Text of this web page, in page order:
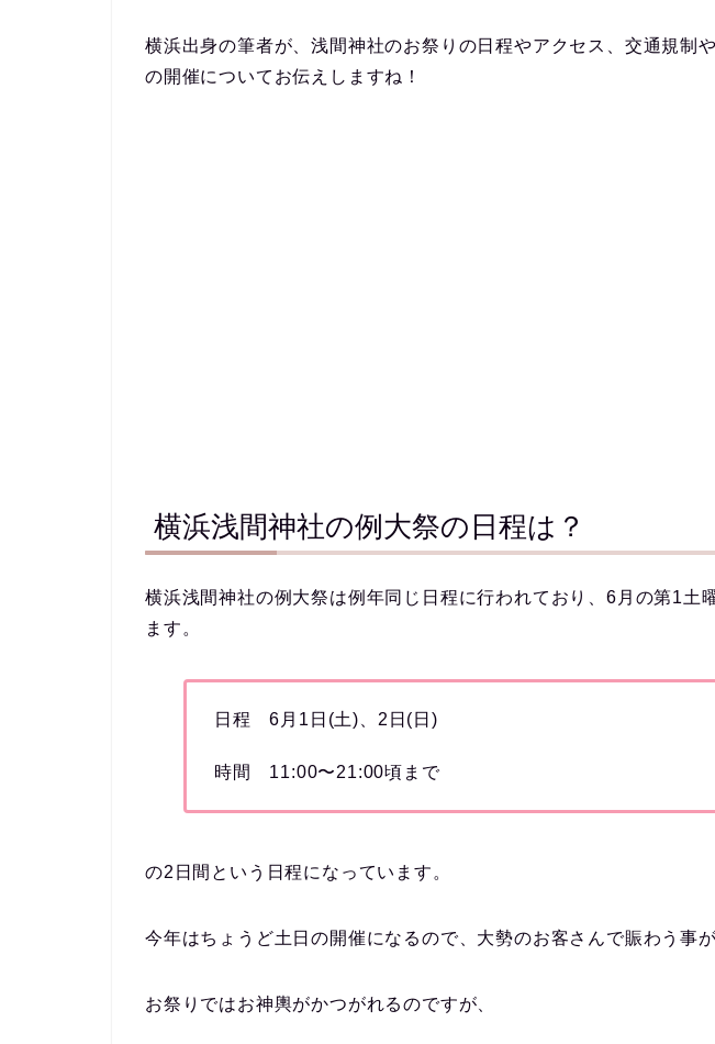
横浜出身の筆者が、浅間神社のお祭りの日程やアクセス、交通規制
の開催についてお伝えしますね！
横浜浅間神社の例大祭の日程は？
横浜浅間神社の例大祭は例年同じ日程に行われており、6月の第1土
ます。
日程 6月1日(土)、2日(日)
時間 11:00〜21:00頃まで
の2日間という日程になっています。
今年はちょうど土日の開催になるので、大勢のお客さんで賑わう事
お祭りではお神輿がかつがれるのですが、